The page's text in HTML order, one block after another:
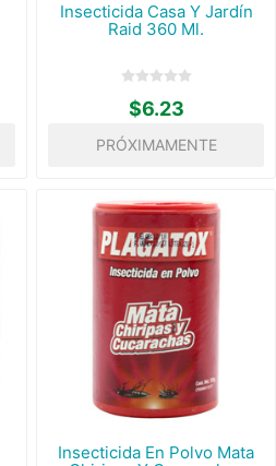
Insecticida Casa Y Jardín
Raid 360 Ml.
$6.23
PRÓXIMAMENTE
Insecticida En Polvo Mata